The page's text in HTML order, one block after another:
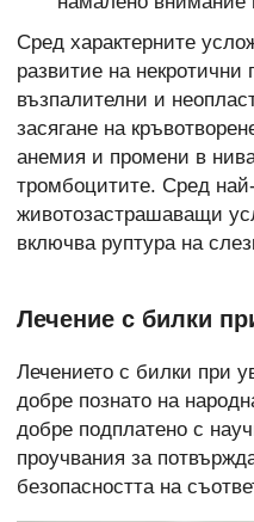
Сред характерните
развитие на некротични
възпалителни и
засягане на
анемия и промени в
тромбоцитите. Сред
животозастрашаващи
включва руптура на
Лечение с билки
Лечението с билки при
добре познато на
добре подплатено с
проучвания за
безопасността на